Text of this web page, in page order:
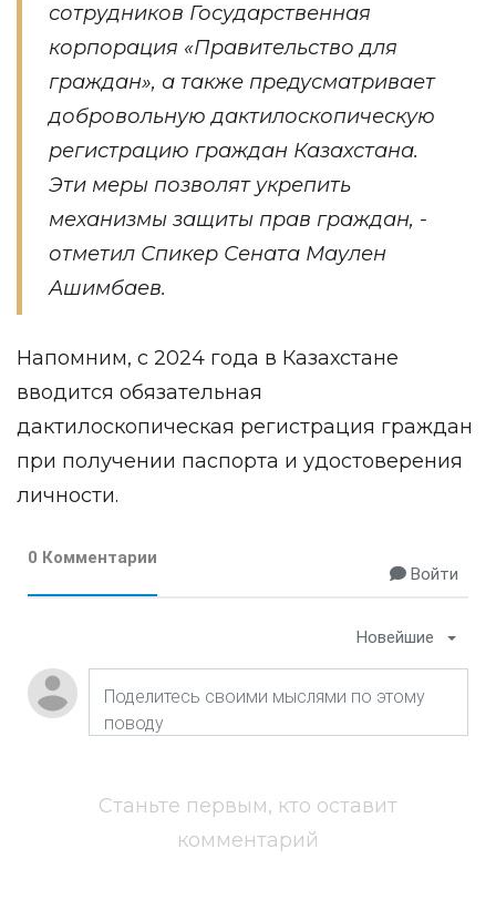
сотрудников Государственная
корпорация «Правительство для
граждан», а также предусматривает
добровольную дактилоскопическую
регистрацию граждан Казахстана.
Эти меры позволят укрепить
механизмы защиты прав граждан, -
отметил Спикер Сената Маулен
Ашимбаев.
Напомним, с 2024 года в Казахстане
вводится обязательная
дактилоскопическая регистрация граждан
при получении паспорта и удостоверения
личности.
0 Комментарии
Войти
Новейшие
Станьте первым, кто оставит
комментарий